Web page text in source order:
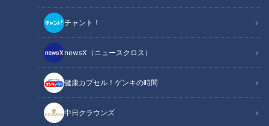
チャント！
newsX（ニュースクロス）
健康カプセル！ゲンキの時間
中日クラウンズ
れる人気メニューを全力で紹介！
記事に戻る